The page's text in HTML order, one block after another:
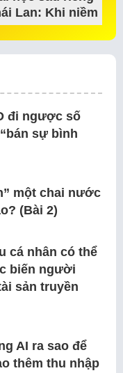
Lan: Khi niềm
thị trường bắt…
đi ngược số
sự bình
một chai nước
(Bài 2)
cá nhân có thể
biến người
sản truyền
AI ra sao để
thêm thu nhập